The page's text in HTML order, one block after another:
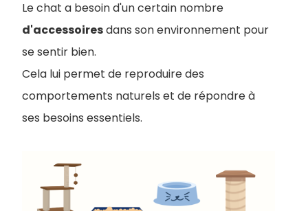
Le chat a besoin d'un certain nombre
d'accessoiresdans son environnement pour
se sentir bien.
Cela lui permet de reproduire des
comportements naturels et de répondre à
ses besoins essentiels.